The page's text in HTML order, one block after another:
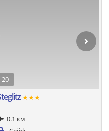
20
★★★
0.1 км